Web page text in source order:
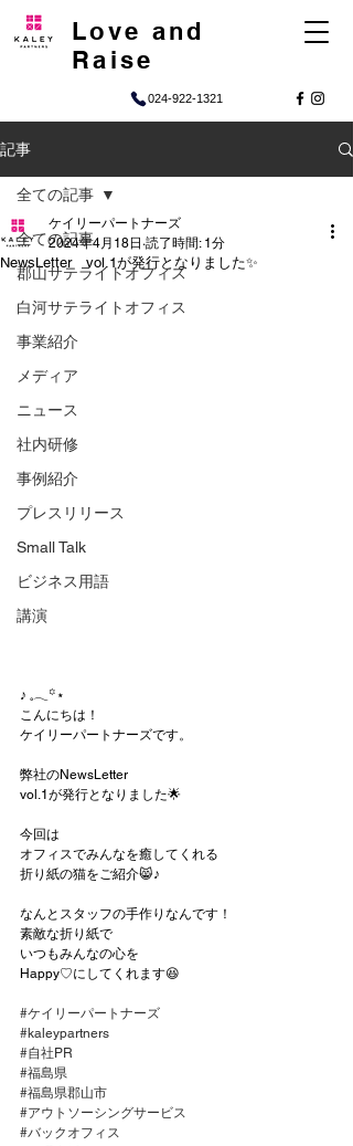
024-922-1321
Love and
Raise
記事
全ての記事
郡山サテライトオフィス
白河サテライトオフィス
事業紹介
メディア
ニュース
社内研修
事例紹介
プレスリリース
Small Talk
ビジネス用語
講演
全ての記事
NewsLetter vol.1が発行となりました✨
ケイリーパートナーズ
2024年4月18日 読了時間: 1分
‎♪ 𓈒𓂃꙳⋆
こんにちは！
ケイリーパートナーズです。
弊社のNewsLetter
vol.1が発行となりました🌟
今回は
オフィスでみんなを癒してくれる
折り紙の猫をご紹介😸♪
なんとスタッフの手作りなんです！
素敵な折り紙で
いつもみんなの心を
Happy♡にしてくれます😆
#ケイリーパートナーズ
#kaleypartners
#自社PR
#福島県
#福島県郡山市
#アウトソーシングサービス
#バックオフィス